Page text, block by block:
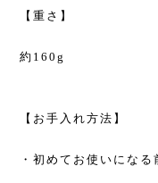
【重さ】
約160g
【お手入れ方法】
・初めてお使いになる